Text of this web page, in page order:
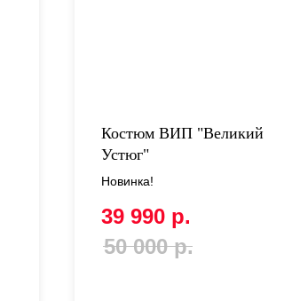
Костюм ВИП "Великий
Устюг"
Новинка!
39 990 р.
50 000 р.